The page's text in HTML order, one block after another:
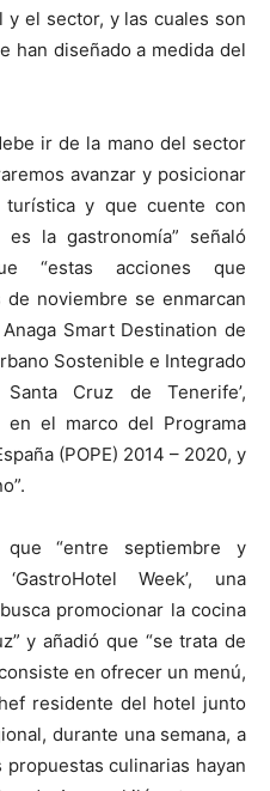
el sector, y las cuales son
han diseñado a medida del
ir de la mano del sector
avanzar y posicionar
y que cuente con
la gastronomía” señaló
“estas acciones que
noviembre se enmarcan
Smart Destination de
Sostenible e Integrado
Cruz de Tenerife’,
en el marco del Programa
(POPE) 2014 – 2020, y
que “entre septiembre y
Week’, una
promocionar la cocina
y añadió que “se trata de
en ofrecer un menú,
residente del hotel junto
durante una semana, a
culinarias hayan